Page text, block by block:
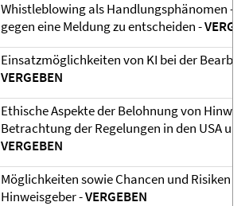
Whistleblowing als Handlungsphänomen -
gegen eine Meldung zu entscheiden -
Einsatzmöglichkeiten von KI bei der
VERGEBEN
Ethische Aspekte der Belohnung von
Betrachtung der Regelungen in den USA
VERGEBEN
Möglichkeiten sowie Chancen und Risiken
Hinweisgeber -VERGEBEN